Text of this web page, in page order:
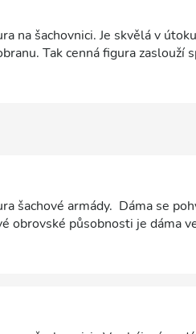
na šachovnici. Je skvělá v
Tak cenná figura zaslouží
šachové armády. Dáma se
obrovské působnosti je dáma
bojovnice, musíme na svou
šachovou armádu. Mezi